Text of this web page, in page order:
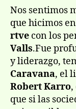
entrada
Nos sentimos
que hicimos en
rtve con los
Valls.Fue
y liderazgo,
Caravana, el
Robert Karro,
que si las